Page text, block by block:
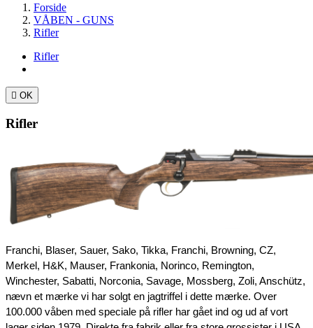
Forside
VÅBEN - GUNS
Rifler
Rifler
 OK
Rifler
Franchi, Blaser, Sauer, Sako, Tikka, Franchi, Browning, CZ,
Merkel, H&K, Mauser, Frankonia, Norinco, Remington,
Winchester, Sabatti, Norconia, Savage, Mossberg, Zoli, Anschütz,
nævn et mærke vi har solgt en jagtriffel i dette mærke. Over
100.000 våben med speciale på rifler har gået ind og ud af vort